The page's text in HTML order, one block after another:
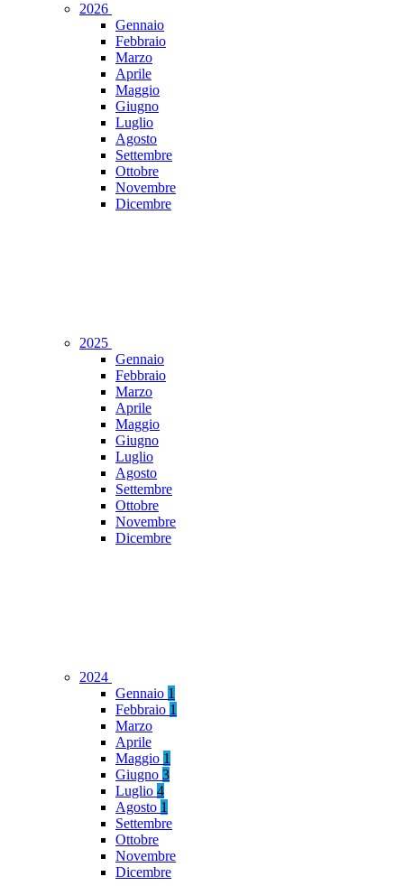
2026
Gennaio
Febbraio
Marzo
Aprile
Maggio
Giugno
Luglio
Agosto
Settembre
Ottobre
Novembre
Dicembre
2025
Gennaio
Febbraio
Marzo
Aprile
Maggio
Giugno
Luglio
Agosto
Settembre
Ottobre
Novembre
Dicembre
2024
Gennaio 1
Febbraio 1
Marzo
Aprile
Maggio 1
Giugno 3
Luglio 4
Agosto 1
Settembre
Ottobre
Novembre
Dicembre